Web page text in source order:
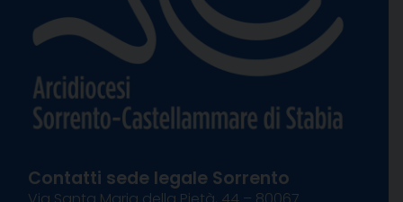
Contatti sede legale Sorrento